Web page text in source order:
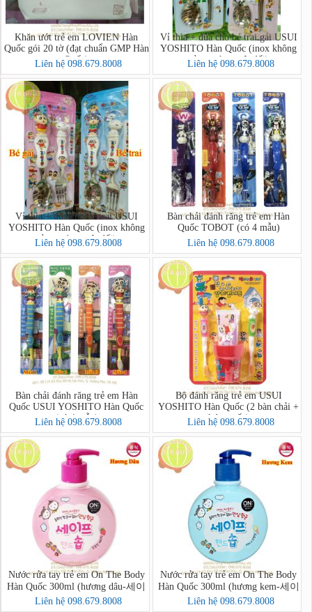
Khăn ướt trẻ em LOVIEN Hàn
Quốc gói 20 tờ (đạt chuẩn GMP Hàn
Quốc)
Liên hệ 098.679.8008
Vỉ thìa + đũa cho bé trai gái USUI
YOSHITO Hàn Quốc (inox không
gỉ,an toàn tuyệt đối)
Liên hệ 098.679.8008
Vỉ thìa + đũa cho bé trai USUI
YOSHITO Hàn Quốc (inox không
gỉ,an toàn tuyệt đối)
Liên hệ 098.679.8008
Bàn chải đánh răng trẻ em Hàn
Quốc TOBOT (có 4 mẫu)
Liên hệ 098.679.8008
Bàn chải đánh răng trẻ em Hàn
Quốc USUI YOSHITO Hàn Quốc
(có 4 mẫu)
Liên hệ 098.679.8008
Bộ đánh răng trẻ em USUI
YOSHITO Hàn Quốc (2 bàn chải +
kdr + cốc)
Liên hệ 098.679.8008
Nước rửa tay trẻ em On The Body
Hàn Quốc 300ml (hương dâu-세이
프핸드솝)
Liên hệ 098.679.8008
Nước rửa tay trẻ em On The Body
Hàn Quốc 300ml (hương kem-세이
프핸드솝)
Liên hệ 098.679.8008